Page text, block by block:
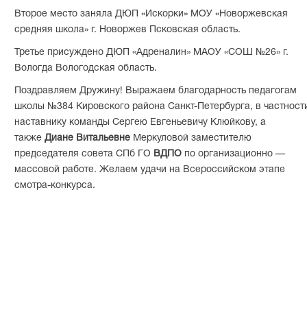
Второе место заняла ДЮП «Искорки» МОУ «Новоржевская
средняя школа» г. Новоржев Псковская область.
Третье присуждено ДЮП «Адреналин» МАОУ «СОШ №26» г.
Вологда Вологодская область.
Поздравляем Дружину! Выражаем благодарность педагогам
школы №384 Кировского района Санкт-Петербурга, в
наставнику команды Сергею Евгеньевичу Клюйкову, а
также Диане Витальевне Меркуловой заместителю
председателя совета СПб ГО
ВДПО по организационно —
массовой работе. Желаем удачи на Всероссийском этапе
смотра-конкурса.